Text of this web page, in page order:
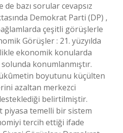
de bazı sorular cevapsız
Demokrat Parti (DP) ,
çeşitli görüşlerle
Görüşler : 21. yüzyılda
ekonomik konularda
konumlanmıştır.
boyutunu küçülten
azaltan merkezci
belirtilmiştir.
piyasa temelli bir sistem
tercih ettiği ifade